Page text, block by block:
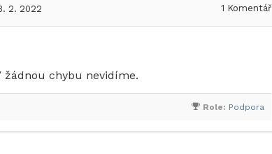
2. 2022 1 Komentář
chybu nevidíme.
Role: Podpora